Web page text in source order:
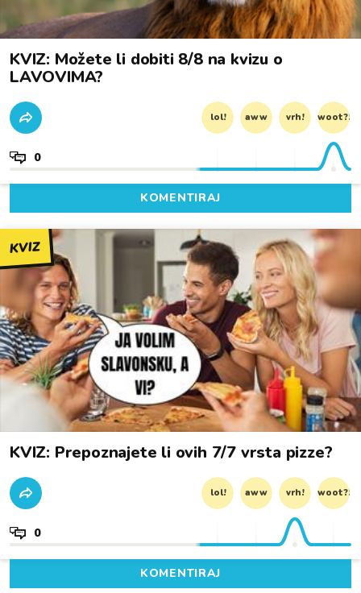
KVIZ: Možete li dobiti 8/8 na kvizu o
LAVOVIMA?
lol! aww vrh! woot?!
0
KOMENTIRAJ
KVIZ
KVIZ: Prepoznajete li ovih 7/7 vrsta pizze?
lol! aww vrh! woot?!
0
KOMENTIRAJ